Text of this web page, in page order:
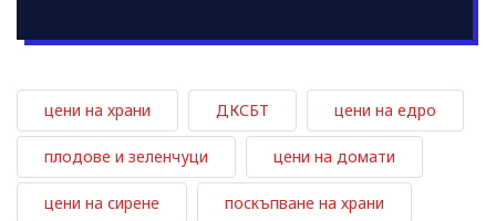
цени на храни ДКСБТ цени на едро
плодове и зеленчуци цени на домати
цени на сирене поскъпване на храни